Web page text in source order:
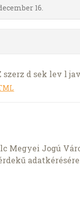
16.
szerz d sek lev l
Megyei Jogú
adatkérésére.